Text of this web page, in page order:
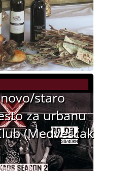
staro
za urbanu
(Medvešćak